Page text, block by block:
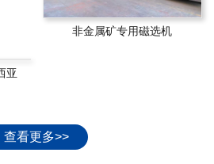
非金属矿专用磁选机
亚
查看更多>>